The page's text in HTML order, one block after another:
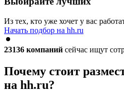
Из тех, кто уже хочет у вас
Начать подбор на hh.ru
23136 компаний сейчас ищут
Почему стоит
на hh.ru?